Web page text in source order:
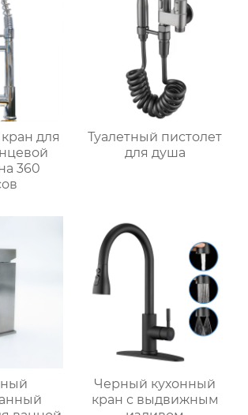
для
360
Туалетный пистолет
для душа
Черный кухонный
кран с выдвижным